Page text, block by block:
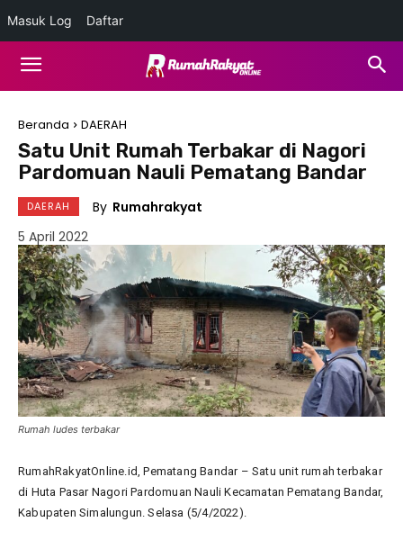
Beranda DAERAH
Satu Unit Rumah Terbakar di Nagori
Pardomuan Nauli Pematang Bandar
DAERAH By Rumahrakyat
5 April 2022
Rumah ludes terbakar
RumahRakyatOnline.id, Pematang Bandar – Satu unit rumah terbakar
di Huta Pasar Nagori Pardomuan Nauli Kecamatan Pematang Bandar,
Kabupaten Simalungun. Selasa (5/4/2022).
Masuk Log Daftar